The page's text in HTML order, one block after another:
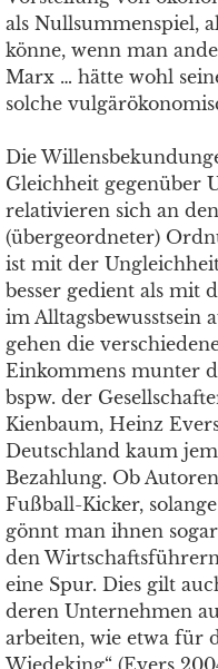
als Nullsummenspiel,
könne, wenn man
Marx … hätte wohl
solche
Die
Gleichheit gegenüber
relativieren sich an
(übergeordneter)
ist mit der
besser gedient als mit
im Alltagsbewusstsein
gehen die
Einkommens munter
bspw. der
Kienbaum, Heinz
Deutschland kaum
Bezahlung. Ob
Fußball-Kicker,
gönnt man ihnen
den
eine Spur. Dies gilt
deren Unternehmen
arbeiten, wie etwa für
Wiedeking“ (Evers